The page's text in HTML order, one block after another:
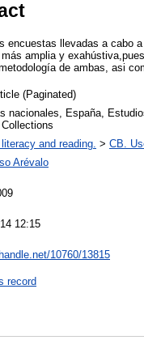
encuestas llevadas a cabo
amplia y
de ambas, asi
(Paginated)
nacionales, España,
and reading. > CB.
Arévalo
12:15
10760/13815
record